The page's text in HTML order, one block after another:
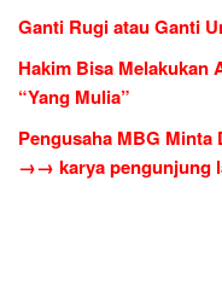
Ganti Rugi atau Ganti
Hakim Bisa Melakukan
“Yang Mulia”
Pengusaha MBG
→→ karya pengunjung